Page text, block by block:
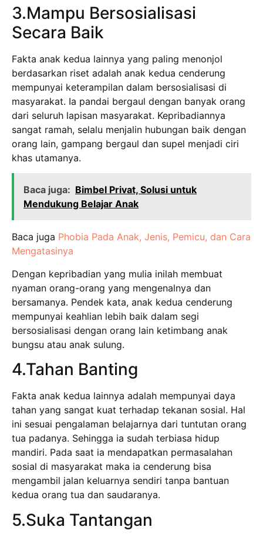
3.Mampu Bersosialisasi
Secara Baik
Fakta anak kedua lainnya yang paling menonjol
berdasarkan riset adalah anak kedua cenderung
mempunyai keterampilan dalam bersosialisasi di
masyarakat. Ia pandai bergaul dengan banyak orang
dari seluruh lapisan masyarakat. Kepribadiannya
sangat ramah, selalu menjalin hubungan baik dengan
orang lain, gampang bergaul dan supel menjadi ciri
khas utamanya.
Baca juga: Bimbel Privat, Solusi untuk
Mendukung Belajar Anak
Baca juga Phobia Pada Anak, Jenis, Pemicu, dan Cara
Mengatasinya
Dengan kepribadian yang mulia inilah membuat
nyaman orang-orang yang mengenalnya dan
bersamanya. Pendek kata, anak kedua cenderung
mempunyai keahlian lebih baik dalam segi
bersosialisasi dengan orang lain ketimbang anak
bungsu atau anak sulung.
4.Tahan Banting
Fakta anak kedua lainnya adalah mempunyai daya
tahan yang sangat kuat terhadap tekanan sosial. Hal
ini sesuai pengalaman belajarnya dari tuntutan orang
tua padanya. Sehingga ia sudah terbiasa hidup
mandiri. Pada saat ia mendapatkan permasalahan
sosial di masyarakat maka ia cenderung bisa
mengambil jalan keluarnya sendiri tanpa bantuan
kedua orang tua dan saudaranya.
5.Suka Tantangan